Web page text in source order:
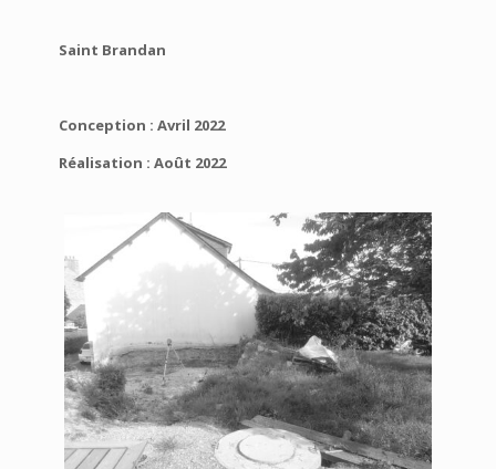
Saint Brandan
Conception : Avril 2022
Réalisation : Août 2022